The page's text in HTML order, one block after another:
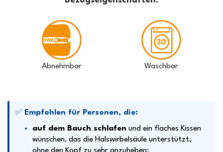
Abnehmbar Waschbar
✅ Empfohlen für Personen, die:
auf dem Bauch schlafen und ein flaches Kissen
wünschen, das die Halswirbelsäule unterstützt,